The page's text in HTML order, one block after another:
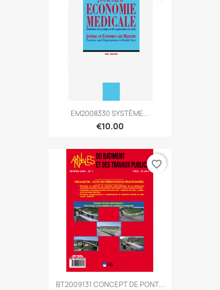
EM2008330 SYSTÈME...
€10.00
BT2009131 CONCEPT DE PONT...
favorite_border